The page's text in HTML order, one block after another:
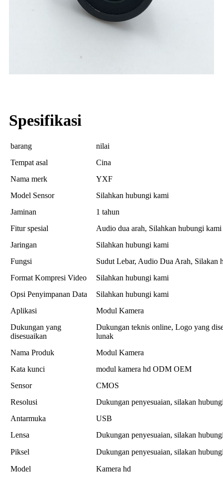
Spesifikasi
barang
nilai
Tempat asal
Cina
Nama merk
YXF
Model Sensor
Silahkan hubungi kami
Jaminan
1 tahun
Fitur spesial
Audio dua arah, Silahkan hubungi kami
Jaringan
Silahkan hubungi kami
Fungsi
Sudut Lebar, Audio Dua Arah, Silakan
Format Kompresi Video
Silahkan hubungi kami
Opsi Penyimpanan Data
Silahkan hubungi kami
Aplikasi
Modul Kamera
Dukungan yang
disesuaikan
Dukungan teknis online, Logo yang
lunak
Nama Produk
Modul Kamera
Kata kunci
modul kamera hd ODM OEM
Sensor
CMOS
Resolusi
Dukungan penyesuaian, silakan
Antarmuka
USB
Lensa
Dukungan penyesuaian, silakan
Piksel
Dukungan penyesuaian, silakan
Model
Kamera hd